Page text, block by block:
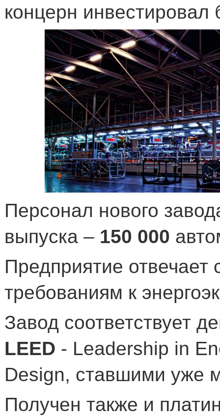
концерн
Персонал нового
выпуска – 150 000
Предприятие
требованиям к
Завод соответствует
LEED - Leadership in
Design, ставшими уже
Получен также и